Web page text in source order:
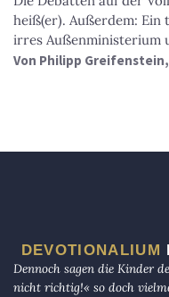
heiß(er). Außerdem: Ein
irres Außenministerium
Von Philipp Greifenstein
DEVOTIONALIUM
Dennoch sagen die Kinder
nicht richtig!« so doch